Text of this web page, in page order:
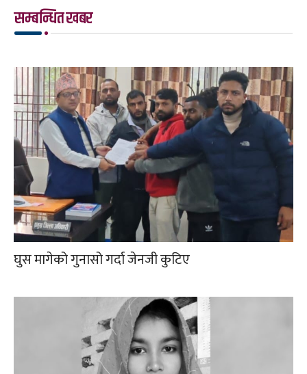
सम्बन्धित खबर
घुस मागेको गुनासो गर्दा जेनजी कुटिए